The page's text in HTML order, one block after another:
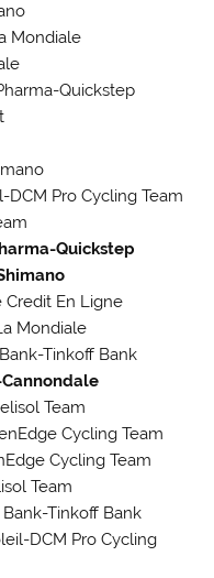
Mondiale
Quickstep
DCM Pro Cycling Team
Quickstep
Credit En Ligne
Mondiale
Tinkoff Bank
Team
Cycling Team
Cycling Team
Team
Bank-Tinkoff Bank
DCM Pro Cycling